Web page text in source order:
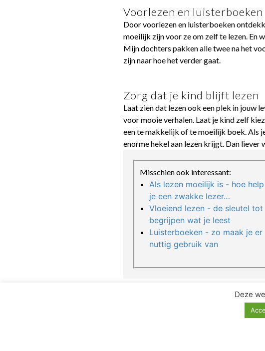
Voorlezen en luisterboeken
Door voorlezen en luisterboeken
moeilijk zijn voor ze om zelf te lezen. En
Mijn dochters pakken alle twee na het
zijn naar hoe het verder gaat.
Zorg dat je kind blijft lezen
Laat zien dat lezen ook een plek in jouw
voor mooie verhalen. Laat je kind zelf
een te makkelijk of te moeilijk boek. Als
enorme hekel aan lezen krijgt. Dan
Misschien ook interessant:
Als lezen moeilijk is - hoe help
je een zwakke lezer…
Vloeiend lezen - de sleutel tot
begrijpen wat je leest
Luisterboeken - zo maak je er
nuttig gebruik van
Deze